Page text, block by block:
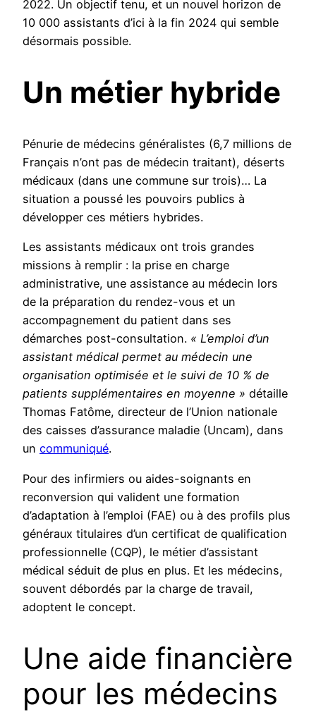
2022. Un objectif tenu, et un nouvel horizon de
10 000 assistants d’ici à la fin 2024 qui semble
désormais possible.
Un métier hybride
Pénurie de médecins généralistes (6,7 millions de
Français n’ont pas de médecin traitant), déserts
médicaux (dans une commune sur trois)… La
situation a poussé les pouvoirs publics à
développer ces métiers hybrides.
Les assistants médicaux ont trois grandes
missions à remplir : la prise en charge
administrative, une assistance au médecin lors
de la préparation du rendez-vous et un
accompagnement du patient dans ses
démarches post-consultation. « L’emploi d’un
assistant médical permet au médecin une
organisation optimisée et le suivi de 10 % de
patients supplémentaires en moyenne » détaille
Thomas Fatôme, directeur de l’Union nationale
des caisses d’assurance maladie (Uncam), dans
un communiqué.
Pour des infirmiers ou aides-soignants en
reconversion qui valident une formation
d’adaptation à l’emploi (FAE) ou à des profils plus
généraux titulaires d’un certificat de qualification
professionnelle (CQP), le métier d’assistant
médical séduit de plus en plus. Et les médecins,
souvent débordés par la charge de travail,
adoptent le concept.
Une aide financière
pour les médecins